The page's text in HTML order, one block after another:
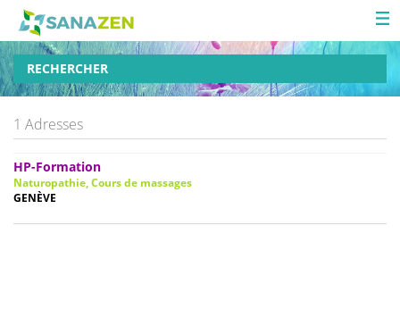
RECHERCHER
1 Adresses
HP-Formation
Naturopathie, Cours de massages
GENÈVE